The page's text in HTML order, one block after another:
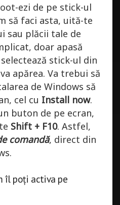
ezi de pe stick-ul
să faci asta, uită-te
sau plăcii tale de
doar apasă
stick-ul din
apărea. Va trebui să
de Windows să
cel cu Install now.
buton de pe ecran,
Shift + F10. Astfel,
comandă, direct din
îl poți activa pe